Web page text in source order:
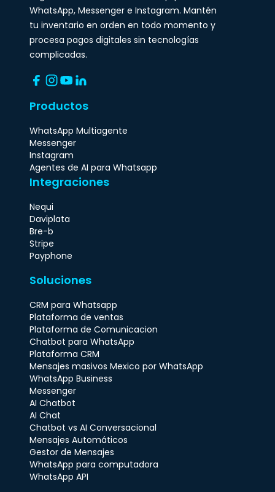
WhatsApp, Messenger e Instagram. Mantén
tu inventario en orden en todo momento y
procesa pagos digitales sin tecnologías
complicadas.
Productos
WhatsApp Multiagente
Messenger
Instagram
Agentes de AI para Whatsapp
Integraciones
Nequi
Daviplata
Bre-b
Stripe
Payphone
Soluciones
CRM para Whatsapp
Plataforma de ventas
Plataforma de Comunicacion
Chatbot para WhatsApp
Plataforma CRM
Mensajes masivos Mexico por WhatsApp
WhatsApp Business
Messenger
AI Chatbot
AI Chat
Chatbot vs AI Conversacional
Mensajes Automáticos
Gestor de Mensajes
WhatsApp para computadora
WhatsApp API